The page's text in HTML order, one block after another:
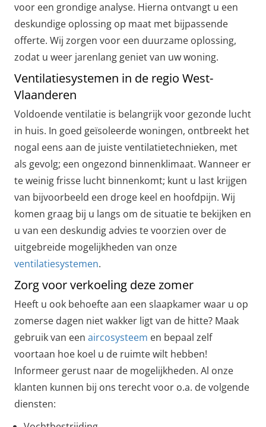
voor een grondige analyse. Hierna ontvangt u een
deskundige oplossing op maat met bijpassende
offerte. Wij zorgen voor een duurzame oplossing,
zodat u weer jarenlang geniet van uw woning.
Ventilatiesystemen in de regio West-
Vlaanderen
Voldoende ventilatie is belangrijk voor gezonde lucht
in huis. In goed geïsoleerde woningen, ontbreekt het
nogal eens aan de juiste ventilatietechnieken, met
als gevolg; een ongezond binnenklimaat. Wanneer er
te weinig frisse lucht binnenkomt; kunt u last krijgen
van bijvoorbeeld een droge keel en hoofdpijn. Wij
komen graag bij u langs om de situatie te bekijken en
u van een deskundig advies te voorzien over de
uitgebreide mogelijkheden van onze
ventilatiesystemen.
Zorg voor verkoeling deze zomer
Heeft u ook behoefte aan een slaapkamer waar u op
zomerse dagen niet wakker ligt van de hitte? Maak
gebruik van een aircosysteem en bepaal zelf
voortaan hoe koel u de ruimte wilt hebben!
Informeer gerust naar de mogelijkheden. Al onze
klanten kunnen bij ons terecht voor o.a. de volgende
diensten: